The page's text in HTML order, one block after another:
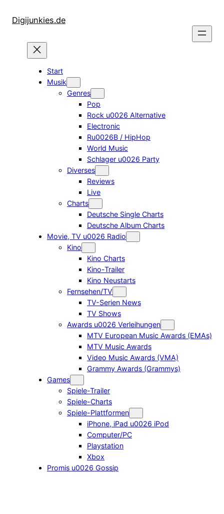
InhaltDigijunkies.de
Start
Musik
Genres
Pop
Rock u0026 Alternative
Electronic
Ru0026B / HipHop
World Music
Schlager u0026 Party
Diverses
Reviews
Live
Charts
Deutsche Single Charts
Deutsche Album Charts
Movie, TV u0026 Radio
Kino
Kino Charts
Kino-Trailer
Kino Neustarts
Fernsehen/TV
TV-Serien News
TV Shows
Awards u0026 Verleihungen
MTV European Music Awards (EMAs)
MTV Music Awards
Video Music Awards (VMA)
Grammy Awards (Grammys)
Games
Spiele-Trailer
Spiele-Charts
Spiele-Plattformen
iPhone, iPad u0026 iPod
Computer/PC
Playstation
Xbox
Promis u0026 Gossip